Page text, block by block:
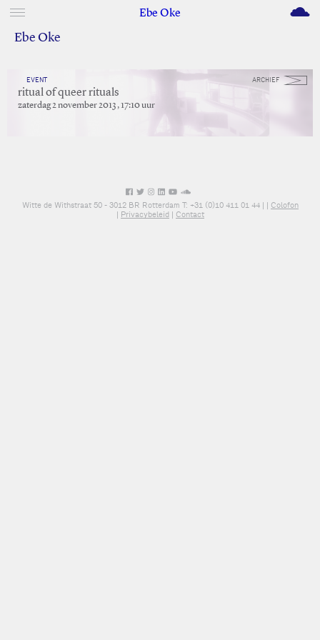
Ebe Oke M
Ebe Oke
ARCHIEF
EVENT
ritual of queer rituals
zaterdag 2 november 2013 , 17:10 uur
Witte de Withstraat 50 - 3012 BR Rotterdam T: +31 (0)10 411 01 44 | | Colofon
| Privacybeleid| Contact